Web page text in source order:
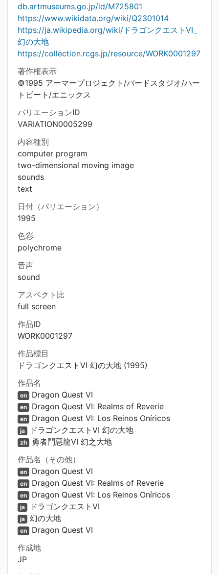
db.artmuseums.go.jp/id/M725801
https://www.wikidata.org/wiki/Q2301014
https://ja.wikipedia.org/wiki/ドラゴンクエストVI_
幻の大地
https://collection.rcgs.jp/resource/WORK0001297
著作権表示
©1995 アーマープロジェクト/バードスタジオ/ハー
トビート/エニックス
バリエーションID
VARIATION0005299
内容種別
computer program
two-dimensional moving image
sounds
text
日付（バリエーション）
1995
色彩
polychrome
音声
sound
アスペクト比
full screen
作品ID
WORK0001297
作品標目
ドラゴンクエストVI 幻の大地 (1995)
作品名
en Dragon Quest VI
en Dragon Quest VI: Realms of Reverie
en Dragon Quest VI: Los Reinos Oníricos
ja ドラゴンクエストVI 幻の大地
zh 勇者鬥惡龍VI 幻之大地
作品名（その他）
en Dragon Quest VI
en Dragon Quest VI: Realms of Reverie
en Dragon Quest VI: Los Reinos Oníricos
ja ドラゴンクエストVI
ja 幻の大地
en Dragon Quest VI
作成地
JP